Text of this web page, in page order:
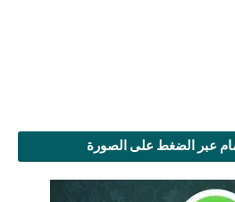
عبر الضغط على الصورة